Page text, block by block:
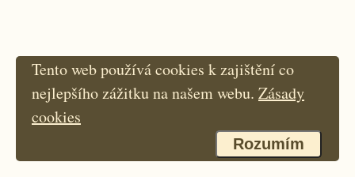
Tento web používá cookies k zajištění co
nejlepšího zážitku na našem webu. Zásady
cookies
Rozumím